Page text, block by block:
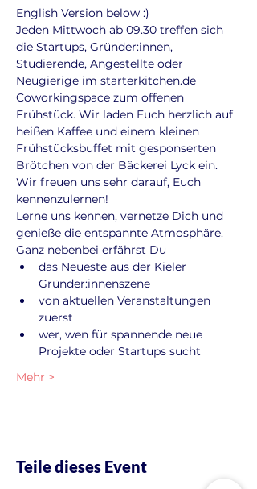
English Version below :)
Jeden Mittwoch ab 09.30 treffen sich
die Startups, Gründer:innen,
Studierende, Angestellte oder
Neugierige im starterkitchen.de
Coworkingspace zum offenen
Frühstück. Wir laden Euch herzlich auf
heißen Kaffee und einem kleinen
Frühstücksbuffet mit gesponserten
Brötchen von der Bäckerei Lyck ein.
Wir freuen uns sehr darauf, Euch
kennenzulernen!
Lerne uns kennen, vernetze Dich und
genieße die entspannte Atmosphäre.
Ganz nebenbei erfährst Du
das Neueste aus der Kieler
Gründer:innenszene
von aktuellen Veranstaltungen
zuerst
wer, wen für spannende neue
Projekte oder Startups sucht
Mehr >
Teile dieses Event